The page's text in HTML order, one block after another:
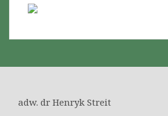
adw. dr Henryk Streit